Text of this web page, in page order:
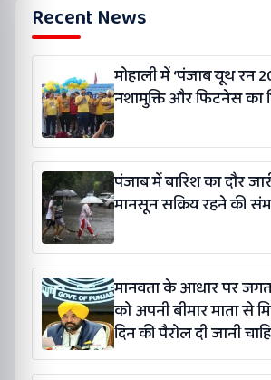
Recent News
मोहाली में ‘पंजाब यूथ रन
नशामुक्ति और फिटनेस का
पंजाब में बारिश का दौर
मानसून सक्रिय रहने की
मानवता के आधार पर
को अपनी बीमार माता से
दिन की पैरोल दी जानी
सिंह मान